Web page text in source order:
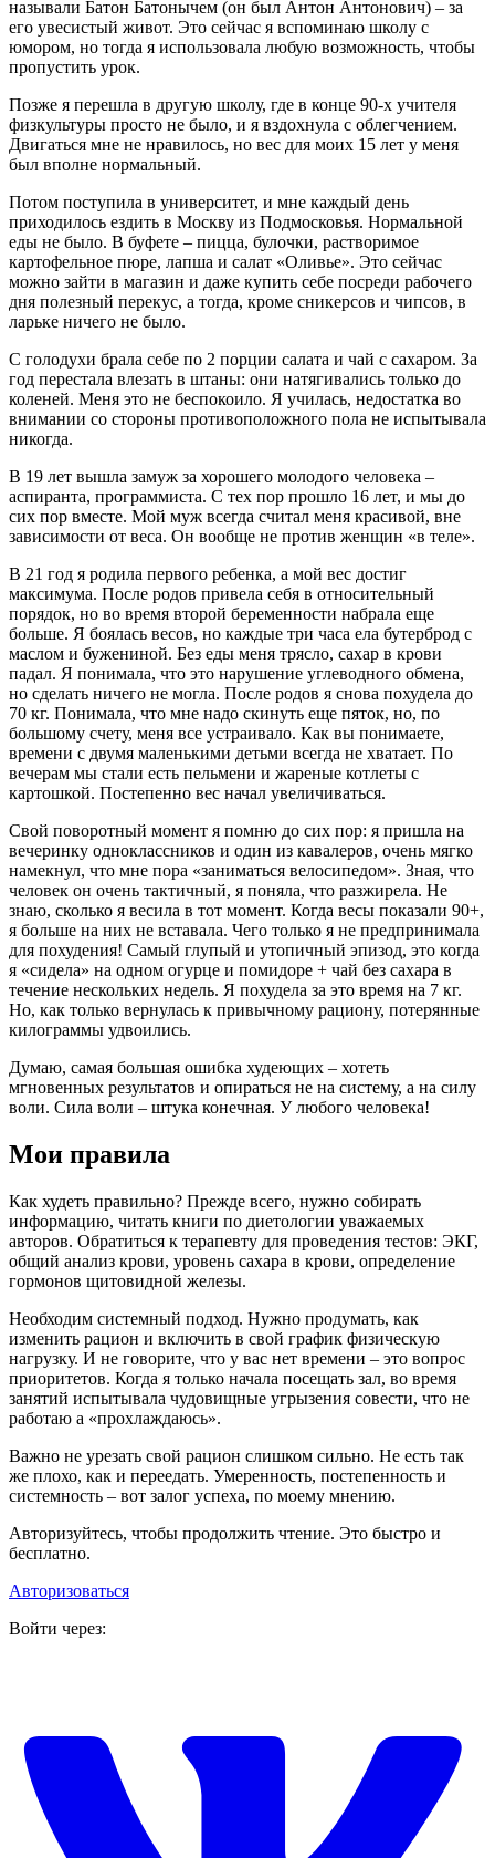
называли Батон Батонычем (он был Антон Антонович) – за
его увесистый живот. Это сейчас я вспоминаю школу с
юмором, но тогда я использовала любую возможность, чтобы
пропустить урок.
Позже я перешла в другую школу, где в конце 90-х учителя
физкультуры просто не было, и я вздохнула с облегчением.
Двигаться мне не нравилось, но вес для моих 15 лет у меня
был вполне нормальный.
Потом поступила в университет, и мне каждый день
приходилось ездить в Москву из Подмосковья. Нормальной
еды не было. В буфете – пицца, булочки, растворимое
картофельное пюре, лапша и салат «Оливье». Это сейчас
можно зайти в магазин и даже купить себе посреди рабочего
дня полезный перекус, а тогда, кроме сникерсов и чипсов, в
ларьке ничего не было.
С голодухи брала себе по 2 порции салата и чай с сахаром. За
год перестала влезать в штаны: они натягивались только до
коленей. Меня это не беспокоило. Я училась, недостатка во
внимании со стороны противоположного пола не испытывала
никогда.
В 19 лет вышла замуж за хорошего молодого человека –
аспиранта, программиста. С тех пор прошло 16 лет, и мы до
сих пор вместе. Мой муж всегда считал меня красивой, вне
зависимости от веса. Он вообще не против женщин «в теле».
В 21 год я родила первого ребенка, а мой вес достиг
максимума. После родов привела себя в относительный
порядок, но во время второй беременности набрала еще
больше. Я боялась весов, но каждые три часа ела бутерброд с
маслом и бужениной. Без еды меня трясло, сахар в крови
падал. Я понимала, что это нарушение углеводного обмена,
но сделать ничего не могла. После родов я снова похудела до
70 кг. Понимала, что мне надо скинуть еще пяток, но, по
большому счету, меня все устраивало. Как вы понимаете,
времени с двумя маленькими детьми всегда не хватает. По
вечерам мы стали есть пельмени и жареные котлеты с
картошкой. Постепенно вес начал увеличиваться.
Свой поворотный момент я помню до сих пор: я пришла на
вечеринку одноклассников и один из кавалеров, очень мягко
намекнул, что мне пора «заниматься велосипедом». Зная, что
человек он очень тактичный, я поняла, что разжирела. Не
знаю, сколько я весила в тот момент. Когда весы показали 90+,
я больше на них не вставала. Чего только я не предпринимала
для похудения! Самый глупый и утопичный эпизод, это когда
я «сидела» на одном огурце и помидоре + чай без сахара в
течение нескольких недель. Я похудела за это время на 7 кг.
Но, как только вернулась к привычному рациону, потерянные
килограммы удвоились.
Думаю, самая большая ошибка худеющих – хотеть
мгновенных результатов и опираться не на систему, а на силу
воли. Сила воли – штука конечная. У любого человека!
Мои правила
Как худеть правильно? Прежде всего, нужно собирать
информацию, читать книги по диетологии уважаемых
авторов. Обратиться к терапевту для проведения тестов: ЭКГ,
общий анализ крови, уровень сахара в крови, определение
гормонов щитовидной железы.
Необходим системный подход. Нужно продумать, как
изменить рацион и включить в свой график физическую
нагрузку. И не говорите, что у вас нет времени – это вопрос
приоритетов. Когда я только начала посещать зал, во время
занятий испытывала чудовищные угрызения совести, что не
работаю а «прохлаждаюсь».
Важно не урезать свой рацион слишком сильно. Не есть так
же плохо, как и переедать. Умеренность, постепенность и
системность – вот залог успеха, по моему мнению.
Авторизуйтесь, чтобы продолжить чтение. Это быстро и
бесплатно.
Авторизоваться
Войти через: